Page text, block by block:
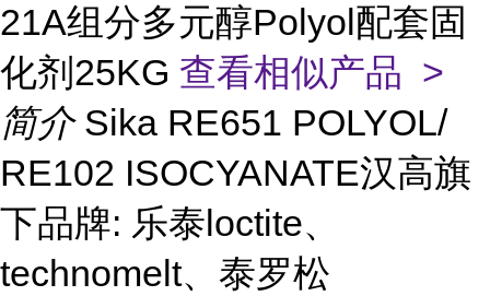
21A组分多元醇Polyol配套固
化剂25KG 查看相似产品 >
简介 Sika RE651 POLYOL/
RE102 ISOCYANATE汉高旗
下品牌: 乐泰loctite、
technomelt、泰罗松